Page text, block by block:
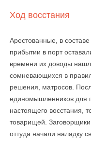
Ход восстания
Арестованные, в
прибытии в порт
времени их доводы
сомневающихся в
решения, матросов.
единомышленников для
настоящего восстания,
товарищей.
оттуда начали наладку